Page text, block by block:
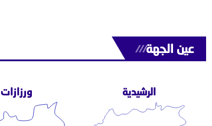
عين الجهة///
الرشيدية ورزازات